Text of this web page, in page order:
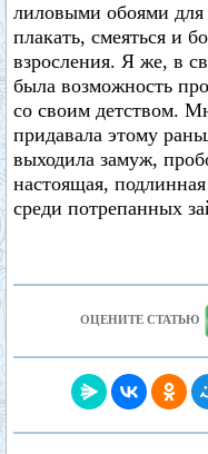
лиловыми обоями для
плакать, смеяться и
взросления. Я же, в
была возможность
со своим детством.
придавала этому
выходила замуж,
настоящая,
среди потрепанных
ОЦЕНИТЕ СТАТЬЮ